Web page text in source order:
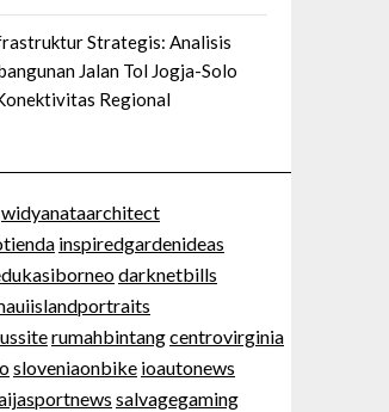
Strategis: Analisis
Jalan Tol Jogja-Solo
Regional
widyanataarchitect
inspiredgardenideas
darknetbills
rumahbintangcentrovirginia
sloveniaonbike ioautonews
salvagegaming